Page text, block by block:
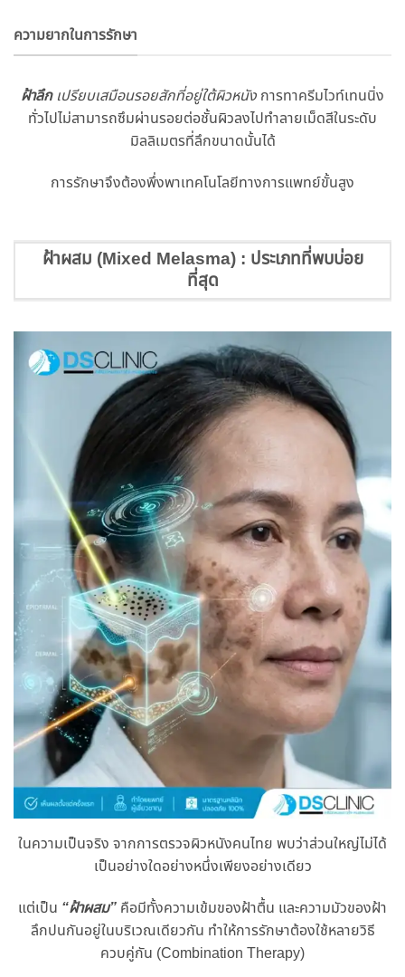
ความยากในการรักษา
ฝ้าลึก เปรียบเสมือนรอยสักที่อยู่ใต้ผิวหนัง การทาครีมไวท์เทนนิ่ง
ทั่วไปไม่สามารถซึมผ่านรอยต่อชั้นผิวลงไปทำลายเม็ดสีในระดับ
มิลลิเมตรที่ลึกขนาดนั้นได้
การรักษาจึงต้องพึ่งพาเทคโนโลยีทางการแพทย์ขั้นสูง
ฝ้าผสม (Mixed Melasma) : ประเภทที่พบบ่อย
ที่สุด
ในความเป็นจริง จากการตรวจผิวหนังคนไทย พบว่าส่วนใหญ่ไม่ได้
เป็นอย่างใดอย่างหนึ่งเพียงอย่างเดียว
แต่เป็น “ฝ้าผสม” คือมีทั้งความเข้มของฝ้าตื้น และความมัวของฝ้า
ลึกปนกันอยู่ในบริเวณเดียวกัน ทำให้การรักษาต้องใช้หลายวิธี
ควบคู่กัน (Combination Therapy)